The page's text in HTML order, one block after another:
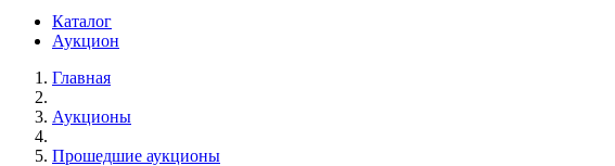
Каталог
Аукцион
Главная
Аукционы
Прошедшие аукционы